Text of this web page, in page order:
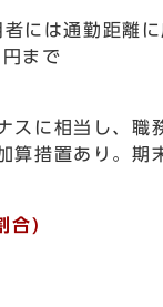
者には通勤距離
まで
スに相当し、職
算措置あり。期
合)